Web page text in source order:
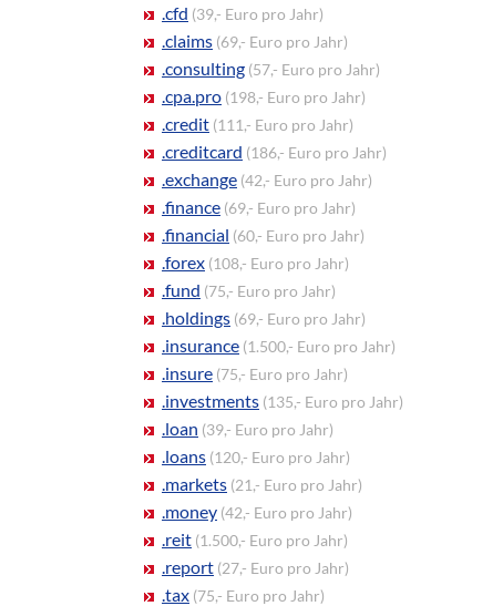
.cfd (39,- Euro pro Jahr)
.claims (69,- Euro pro Jahr)
.consulting (57,- Euro pro Jahr)
.cpa.pro (198,- Euro pro Jahr)
.credit (111,- Euro pro Jahr)
.creditcard (186,- Euro pro Jahr)
.exchange (42,- Euro pro Jahr)
.finance (69,- Euro pro Jahr)
.financial (60,- Euro pro Jahr)
.forex (108,- Euro pro Jahr)
.fund (75,- Euro pro Jahr)
.holdings (69,- Euro pro Jahr)
.insurance (1.500,- Euro pro Jahr)
.insure (75,- Euro pro Jahr)
.investments (135,- Euro pro Jahr)
.loan (39,- Euro pro Jahr)
.loans (120,- Euro pro Jahr)
.markets (21,- Euro pro Jahr)
.money (42,- Euro pro Jahr)
.reit (1.500,- Euro pro Jahr)
.report (27,- Euro pro Jahr)
.tax (75,- Euro pro Jahr)